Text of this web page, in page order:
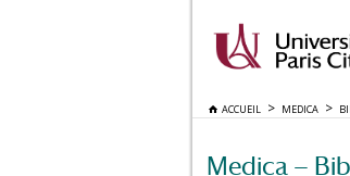
ACCUEIL MEDICA
Medica —